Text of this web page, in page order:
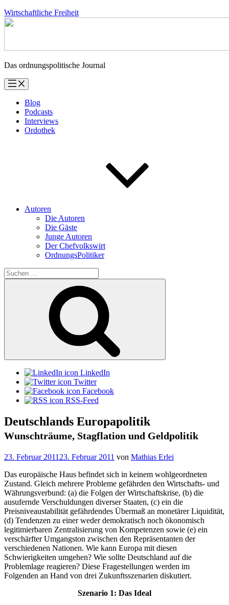
Zum
Inhalt
Wirtschaftliche Freiheit
Das ordnungspolitische Journal
Blog
Podcasts
Interviews
Ordothek
Autoren
Die Autoren
Die Gäste
Junge Autoren
Der Chefvolkswirt
OrdnungsPolitiker
Suchen
nach:
LinkedIn
Twitter
Facebook
RSS-Feed
Deutschlands Europapolitik
Wunschträume, Stagflation und Geldpolitik
Veröffentlicht
23. Februar 2011 23. Februar 2011 von Mathias Erlei
Das europäische Haus befindet sich in keinem wohlgeordneten
Zustand. Gleich mehrere Probleme gefährden den Wirtschafts- und
Währungsverbund: (a) die Folgen der Wirtschaftskrise, (b) die
ausufernde Verschuldungen diverser Staaten, (c) ein die
Preisniveaustabilität gefährdendes Übermaß an monetärer Liquidität,
(d) Tendenzen zu einer weder demokratisch noch ökonomisch
legitimierbaren Zentralisierung von Kompetenzen sowie (e) ein
verschärfter Umgangston zwischen den Repräsentanten der
verschiedenen Nationen. Wie kann Europa mit diesen
Schwierigkeiten umgehen? Wie sollte Deutschland auf die
Problemlage reagieren? Diese Fragestellungen werden im
Folgenden an Hand von drei Zukunftsszenarien diskutiert.
Szenario 1: Das Ideal